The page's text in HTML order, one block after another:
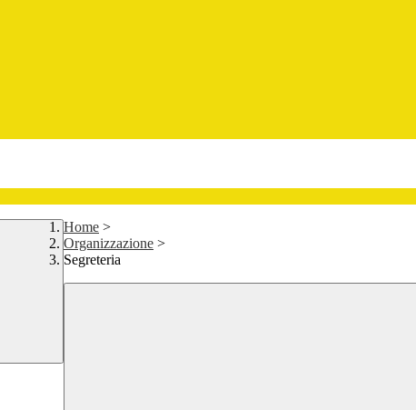
Home >
Organizzazione >
Segreteria